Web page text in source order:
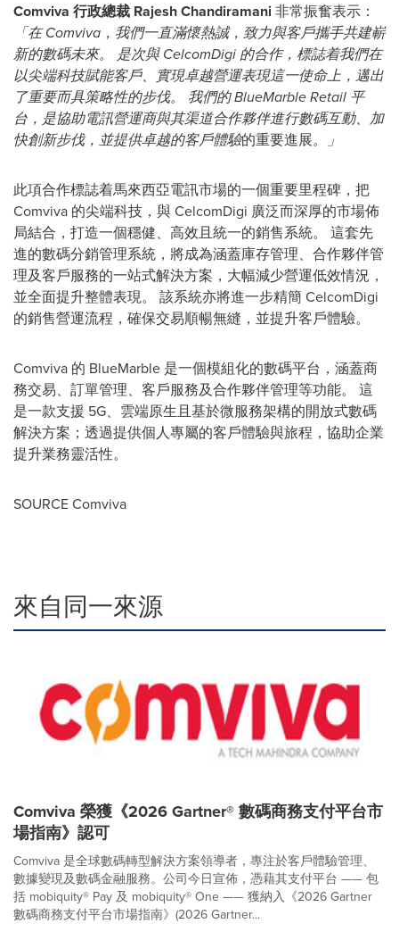
Comviva 行政總裁 Rajesh Chandiramani 非常振奮表示：
「在 Comviva，我們一直滿懷熱誠，致力與客戶攜手共建嶄
新的數碼未來。 是次與 CelcomDigi 的合作，標誌着我們在
以尖端科技賦能客戶、實現卓越營運表現這一使命上，邁出
了重要而具策略性的步伐。 我們的 BlueMarble Retail 平
台，是協助電訊營運商與其渠道合作夥伴進行數碼互動、加
快創新步伐，並提供卓越的客戶體驗的重要進展。」
此項合作標誌着馬來西亞電訊市場的一個重要里程碑，把
Comviva 的尖端科技，與 CelcomDigi 廣泛而深厚的市場佈
局結合，打造一個穩健、高效且統一的銷售系統。 這套先
進的數碼分銷管理系統，將成為涵蓋庫存管理、合作夥伴管
理及客戶服務的一站式解決方案，大幅減少營運低效情況，
並全面提升整體表現。 該系統亦將進一步精簡 CelcomDigi
的銷售營運流程，確保交易順暢無縫，並提升客戶體驗。
Comviva 的 BlueMarble 是一個模組化的數碼平台，涵蓋商
務交易、訂單管理、客戶服務及合作夥伴管理等功能。 這
是一款支援 5G、雲端原生且基於微服務架構的開放式數碼
解決方案；透過提供個人專屬的客戶體驗與旅程，協助企業
提升業務靈活性。
SOURCE Comviva
來自同一來源
Comviva 榮獲《2026 Gartner® 數碼商務支付平台市
場指南》認可
Comviva 是全球數碼轉型解決方案領導者，專注於客戶體驗管理、
數據變現及數碼金融服務。公司今日宣佈，憑藉其支付平台 —— 包
括 mobiquity® Pay 及 mobiquity® One —— 獲納入《2026 Gartner
數碼商務支付平台市場指南》(2026 Gartner...